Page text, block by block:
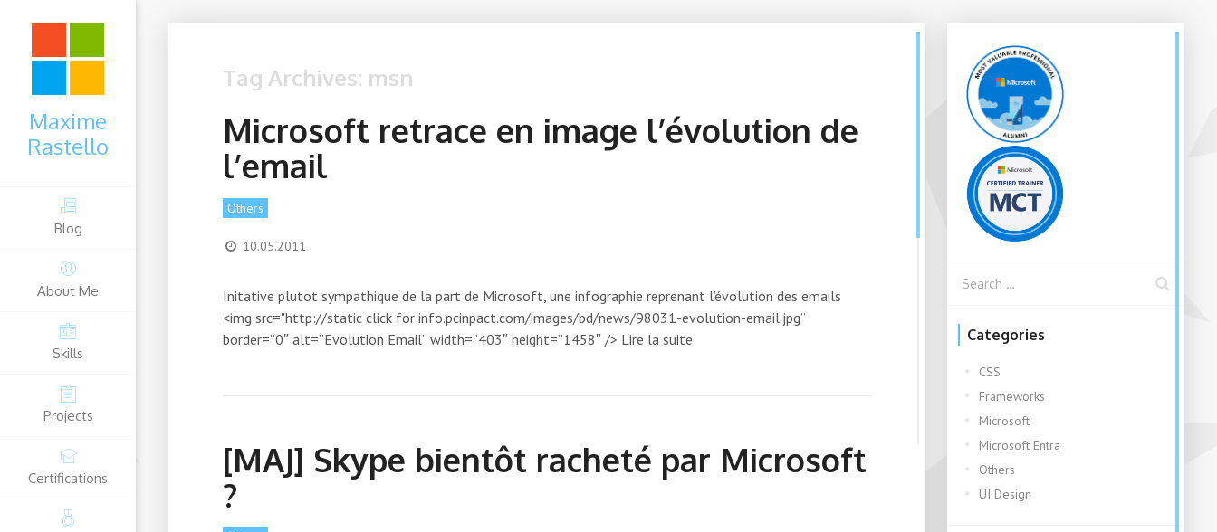
Maxime
Rastello
Blog
About Me
Skills
Projects
Certifications
Tag Archives: msn
Microsoft retrace en image l’évolution de
l’email
Others
10.05.2011
Initative plutot sympathique de la part de Microsoft, une infographie reprenant l’évolution des emails
<img src="http://static click for info.pcinpact.com/images/bd/news/98031-evolution-email.jpg”
border=”0″ alt=”Evolution Email” width=”403″ height=”1458″ /> Lire la suite
[MAJ] Skype bientôt racheté par Microsoft
?
Categories
CSS
Frameworks
Microsoft
Microsoft Entra
Others
UI Design